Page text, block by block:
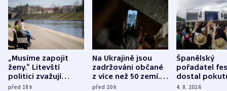
„Musíme zapojit
ženy.“ Litevští
politici zvažují
dohodu o
před 18h
Na Ukrajině jsou
zadržováni občané
z více než 50 zemí.
Bojovali na straně
před 20h
Španělský
pořadatel
dostal
nekalé
4. 8. 2026